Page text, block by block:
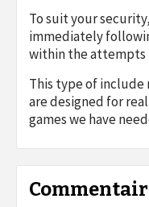
To suit your
immediately
within the attempts
This type of include
are designed for
games we have